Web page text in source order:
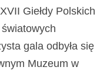
Giełdy Polskich
gala odbyła się
Muzeum w